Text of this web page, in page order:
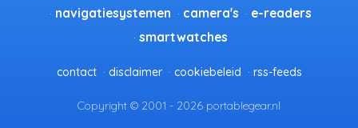
navigatiesystemen
camera's
e-readers
smartwatches
contact disclaimer cookiebeleid rss-feeds
Copyright © 2001 - 2026 portablegear.nl